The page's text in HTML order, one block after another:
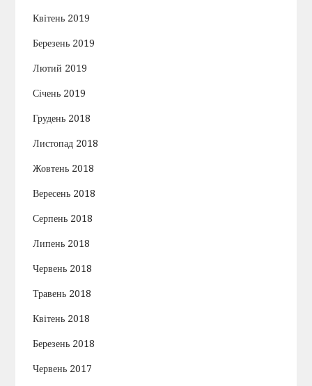
Квітень 2019
Березень 2019
Лютий 2019
Січень 2019
Грудень 2018
Листопад 2018
Жовтень 2018
Вересень 2018
Серпень 2018
Липень 2018
Червень 2018
Травень 2018
Квітень 2018
Березень 2018
Червень 2017